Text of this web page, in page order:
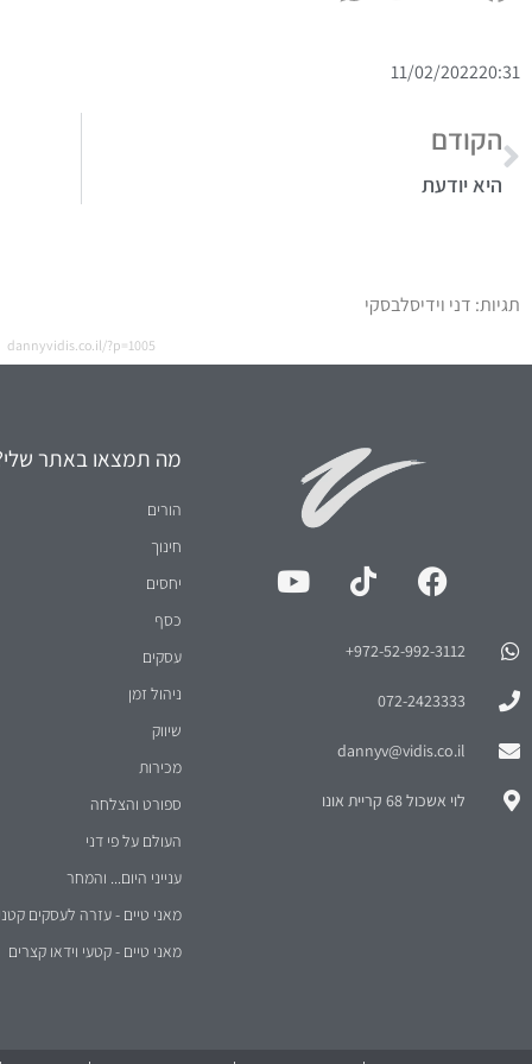
20:31
11/02/2022
הקודם
היא יודעת
תגיות: דני וידיסלבסקי
dannyvidis.co.il/?p=1005
972-52-992-3112⁩+
072-2423333
dannyv@vidis.co.il
לוי אשכול 68 קריית אונו
מה תמצאו באתר
הורים
חינוך
יחסים
כסף
עסקים
ניהול זמן
שיווק
מכירות
ספורט והצלחה
העולם על פי דני
ענייני היום... והמחר
מאני טיים - עזרה לעסקים
מאני טיים - קטעי וידאו קצרים